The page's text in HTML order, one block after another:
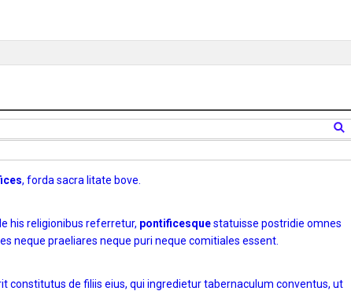
, forda sacra litate bove.
his religionibus referretur, pontificesquestatuisse postridie omnes
neque praeliares neque puri neque comitiales essent.
constitutus de filiis eius, qui ingredietur tabernaculum conventus, ut